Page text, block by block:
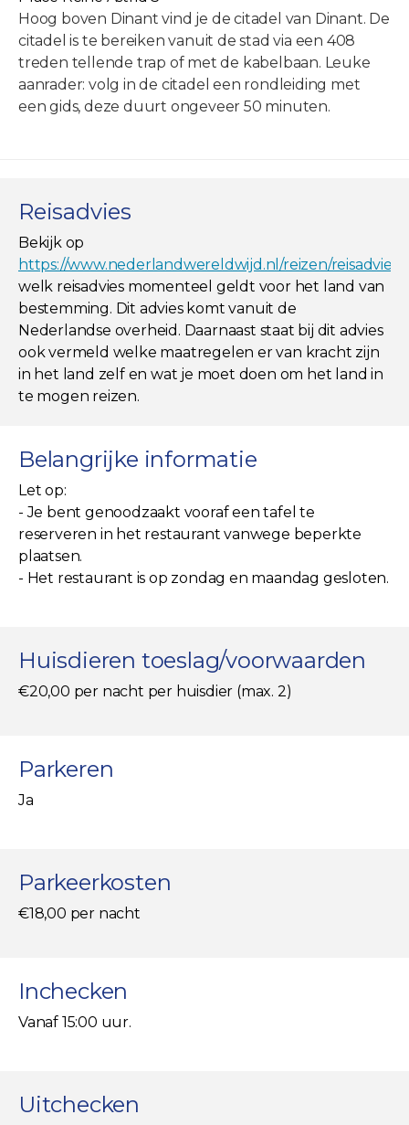
Hoog boven Dinant vind je de citadel van Dinant. De
citadel is te bereiken vanuit de stad via een 408
treden tellende trap of met de kabelbaan. Leuke
aanrader: volg in de citadel een rondleiding met
een gids, deze duurt ongeveer 50 minuten.
Reisadvies
Bekijk op
https://www.nederlandwereldwijd.nl/reizen/
welk reisadvies momenteel geldt voor het land van
bestemming. Dit advies komt vanuit de
Nederlandse overheid. Daarnaast staat bij dit advies
ook vermeld welke maatregelen er van kracht zijn
in het land zelf en wat je moet doen om het land in
te mogen reizen.
Belangrijke informatie
Let op:
- Je bent genoodzaakt vooraf een tafel te
reserveren in het restaurant vanwege beperkte
plaatsen.
- Het restaurant is op zondag en maandag gesloten.
Huisdieren toeslag/voorwaarden
€20,00 per nacht per huisdier (max. 2)
Parkeren
Ja
Parkeerkosten
€18,00 per nacht
Inchecken
Vanaf 15:00 uur.
Uitchecken